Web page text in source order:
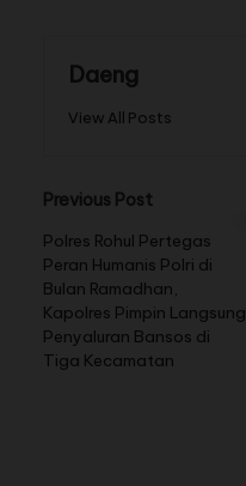
Daeng
View All Posts
Previous Post
Polres Rohul Pertegas
Peran Humanis Polri di
Bulan Ramadhan,
Kapolres Pimpin Langsung
Penyaluran Bansos di
Tiga Kecamatan